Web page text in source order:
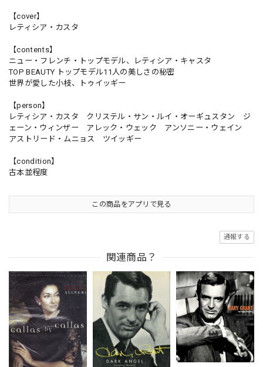
【cover】
レティシア・カスタ
【contents】
ニュー・フレンチ・トップモデル、レティシア・キャスタ
TOP BEAUTY トップモデル11人の美しさの秘密
世界が愛した小枝、トゥイッギー
【person】
レティシア・カスタ クリステル・サン・ルイ・オーギュスタン ジ
ェーン・ウィンザー アレック・ウェック アンソニー・ウェイン
アストリード・ムニョス ツイッギー
【condition】
古本並程度
この商品をアプリで見る
通報する
関連商品？